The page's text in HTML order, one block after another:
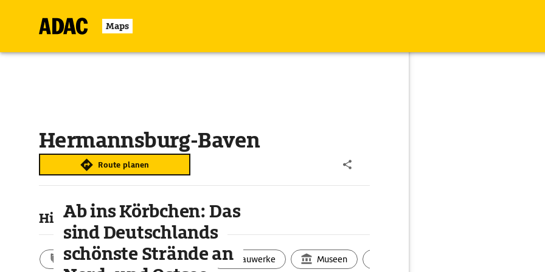
Maps
Hermannsburg-Baven
Route planen
Highlights & Sehenswertes
Aktivitäten Landschaft Bauwerke Museen
Ab ins Körbchen: Das
sind Deutschlands
schönste Strände an